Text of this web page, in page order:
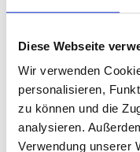
Diese Webseite
Wir verwenden
personalisieren,
zu können und die
analysieren.
Verwendung unserer